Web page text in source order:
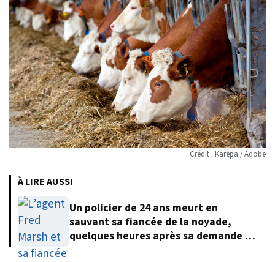
Crédit : Karepa / Adobe
À LIRE AUSSI
Un policier de 24 ans meurt en
sauvant sa fiancée de la noyade,
quelques heures après sa demande en